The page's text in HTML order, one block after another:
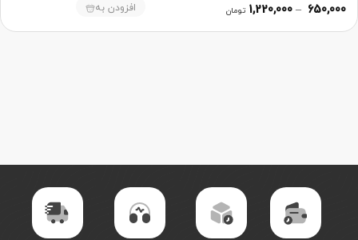
650,000
–
1,220,000 تومان افزودن به